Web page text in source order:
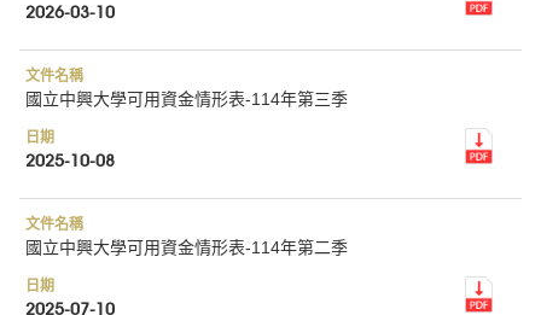
2026-03-10
國立中興大學可用資金情形表-114年第三季
2025-10-08
國立中興大學可用資金情形表-114年第二季
2025-07-10